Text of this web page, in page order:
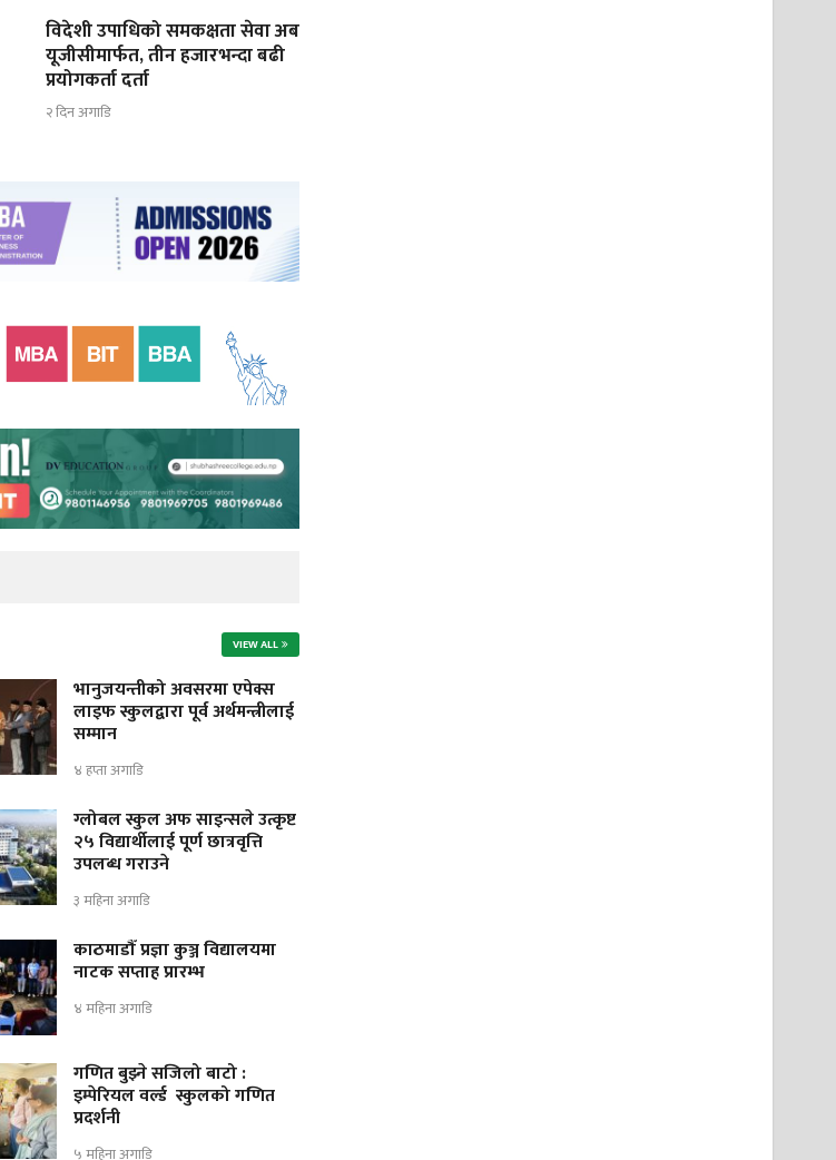
विदेशी उपाधिको समकक्षता सेवा अब
यूजीसीमार्फत, तीन हजारभन्दा बढी
प्रयोगकर्ता दर्ता
२ दिन अगाडि
VIEW ALL
भानुजयन्तीको अवसरमा एपेक्स
लाइफ स्कुलद्वारा पूर्व अर्थमन्त्रीलाई
सम्मान
४ हप्ता अगाडि
ग्लोबल स्कुल अफ साइन्सले उत्कृष्ट
२५ विद्यार्थीलाई पूर्ण छात्रवृत्ति
उपलब्ध गराउने
३ महिना अगाडि
काठमाडौँ प्रज्ञा कुञ्ज विद्यालयमा
नाटक सप्ताह प्रारम्भ
४ महिना अगाडि
गणित बुझ्ने सजिलो बाटो :
इम्पेरियल वर्ल्ड स्कुलको गणित
प्रदर्शनी
५ महिना अगाडि